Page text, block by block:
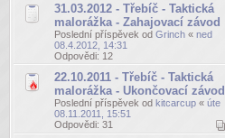
31.03.2012 - Třebíč - Taktická
malorážka - Zahajovací závod
Poslední příspěvek od Grinch « ned
08.4.2012, 14:31
Odpovědi: 12
22.10.2011 - Třebíč - Taktická
malorážka - Ukončovací závod
Poslední příspěvek od kitcarcup « úte
08.11.2011, 15:51
Odpovědi: 31